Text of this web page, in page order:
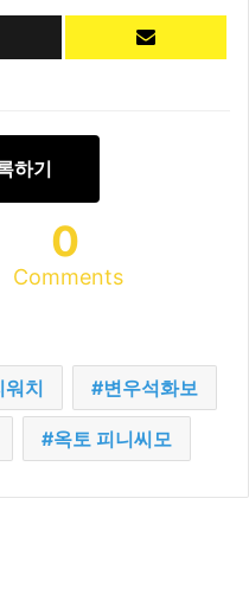
하기
0
Comments
치 변우석화보
옥토 피니씨모